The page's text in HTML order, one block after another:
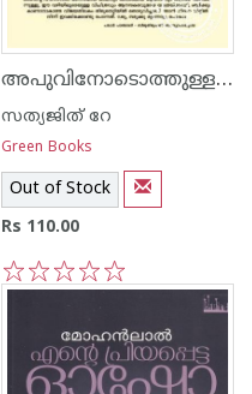
അപുവിനോടൊത്തുള്ള എന്റെ ദിനങ്ങള്‍
സത്യജിത് റേ
Green Books
Out of Stock
Rs 110.00
5
4
3
2
1